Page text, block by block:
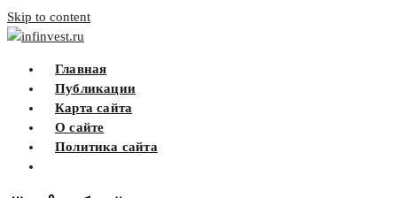
Skip to content
infinvest.ru
Главная
Публикации
Карта сайта
О сайте
Политика сайта